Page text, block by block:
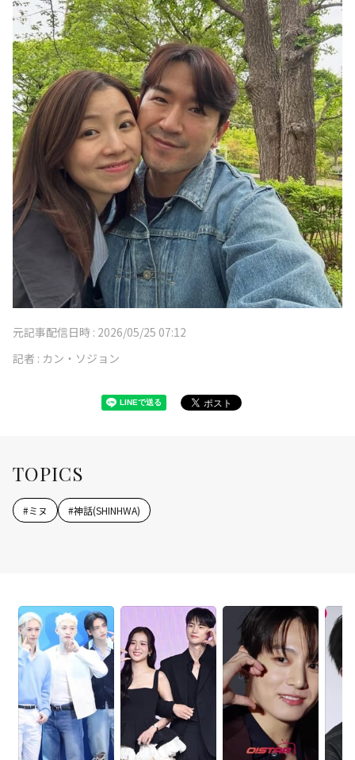
元記事配信日時 : 2026/05/25 07:12
記者 : カン・ソジョン
TOPICS
#ミヌ #神話(SHINHWA)